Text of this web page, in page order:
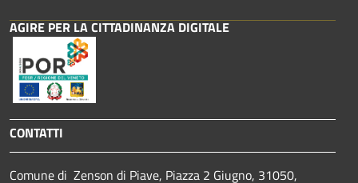
AGIRE PER LA CITTADINANZA DIGITALE
CONTATTI
Comune di Zenson di Piave, Piazza 2 Giugno, 31050,